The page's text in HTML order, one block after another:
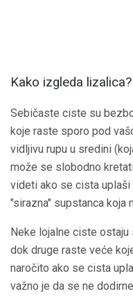
Kako izgleda lizalica?
Sebičaste ciste su
koje raste sporo pod
vidljivu rupu u sredini
može se slobodno
videti ako se cista
"sirazna" supstanca koja
Neke lojalne ciste
dok druge raste veće
naročito ako se cista
važno je da se ne